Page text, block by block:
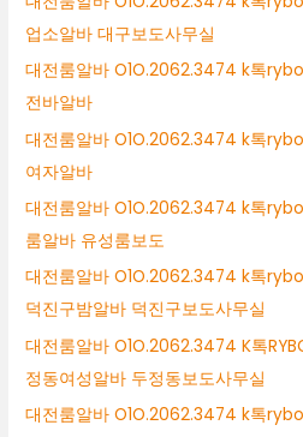
업소알바 대구보도사무실
대전룸알바 O1O.2062.3474 k톡
전바알바
대전룸알바 O1O.2062.3474 k톡
여자알바
대전룸알바 O1O.2062.3474 k톡
룸알바 유성룸보도
대전룸알바 O1O.2062.3474 k톡
덕진구밤알바 덕진구보도사무실
대전룸알바 O1O.2062.3474 K톡
정동여성알바 두정동보도사무실
대전룸알바 O1O.2062.3474 k톡